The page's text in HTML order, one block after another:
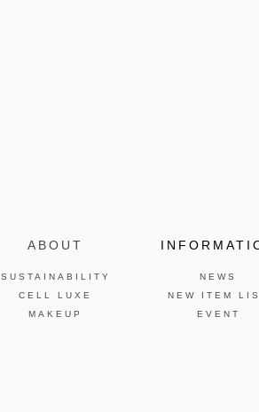
ABOUT
SUSTAINABILITY
CELL LUXE
MAKEUP
NEWS
NEW ITEM
EVENT